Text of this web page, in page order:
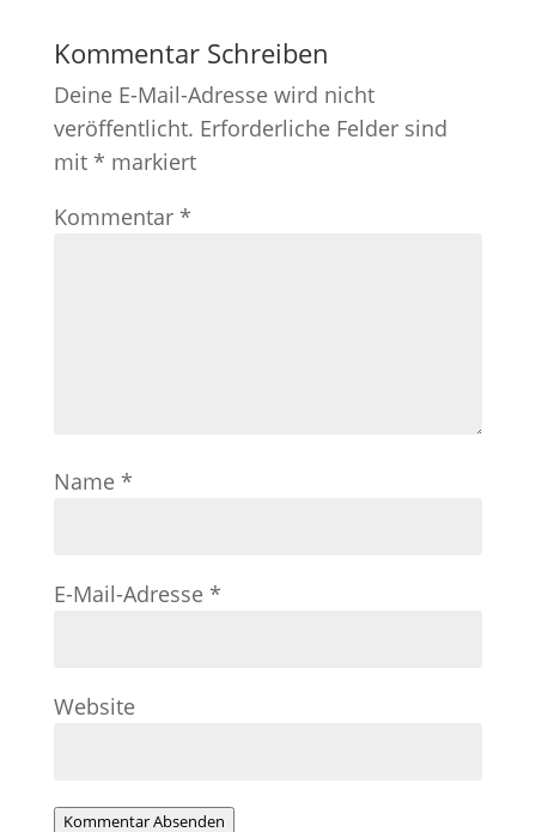
Kommentar Schreiben
Deine E-Mail-Adresse wird nicht
veröffentlicht. Erforderliche Felder sind
mit * markiert
Kommentar *
Name *
E-Mail-Adresse *
Website
Kommentar Absenden